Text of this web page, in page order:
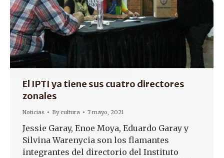
El IPTI ya tiene sus cuatro directores
zonales
Noticias Bycultura 7 mayo, 2021
Jessie Garay, Enoe Moya, Eduardo Garay y
Silvina Warenycia son los flamantes
integrantes del directorio del Instituto